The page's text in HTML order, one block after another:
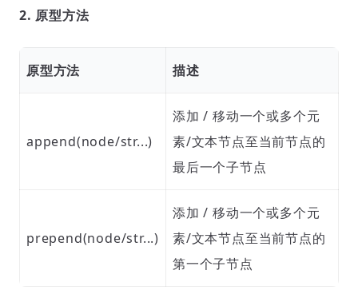
2. 原型方法
原型方法 描述
append(node/str...)
添加 / 移动一个或多个元
素/文本节点至当前节点的
最后一个子节点
prepend(node/str...)
添加 / 移动一个或多个元
素/文本节点至当前节点的
第一个子节点